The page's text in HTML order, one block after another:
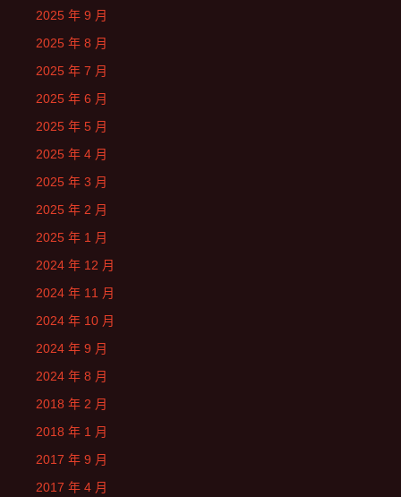
2025 年 9 月
2025 年 8 月
2025 年 7 月
2025 年 6 月
2025 年 5 月
2025 年 4 月
2025 年 3 月
2025 年 2 月
2025 年 1 月
2024 年 12 月
2024 年 11 月
2024 年 10 月
2024 年 9 月
2024 年 8 月
2018 年 2 月
2018 年 1 月
2017 年 9 月
2017 年 4 月